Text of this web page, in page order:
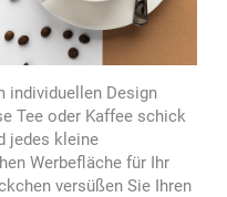
individuellen Design
Tee oder Kaffee schick
jedes kleine
Werbefläche für Ihr
versüßen Sie Ihren